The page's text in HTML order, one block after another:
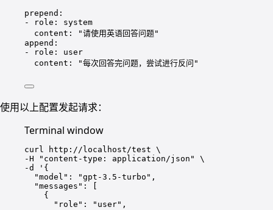
prepend :
-
role : system
content :
"请使用英语回答问题"
append :
-
role : user
content : "每次回答完问题，尝试进行反问"
使用以上配置发起请求：
Terminal window
curl http://localhost/test \
-H
"content-type: application/json"
\
-d
'{
"model": "gpt-3.5-turbo",
"messages": [
{
"role": "user",